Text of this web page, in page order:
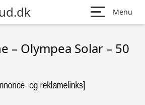
Menu
– Olympea Solar – 50